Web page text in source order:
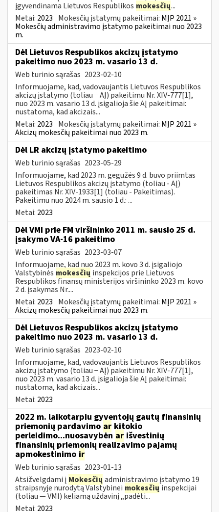
įgyvendinama Lietuvos Respublikos mokesčių...
Metai: 2023 Mokesčių įstatymų pakeitimai: MĮP 2021 »
Mokesčių administravimo įstatymo pakeitimai nuo 2023
m.
Dėl Lietuvos Respublikos akcizų įstatymo
pakeitimo nuo 2023 m. vasario 13 d.
Web turinio sąrašas 2023-02-10
Informuojame, kad, vadovaujantis Lietuvos Respublikos
akcizų įstatymo (toliau − AĮ) pakeitimu Nr. XIV-777[1],
nuo 2023 m. vasario 13 d. įsigalioja šie AĮ pakeitimai:
nustatoma, kad akcizais...
Metai: 2023 Mokesčių įstatymų pakeitimai: MĮP 2021 »
Akcizų mokesčių pakeitimai nuo 2023 m.
Dėl LR akcizų įstatymo pakeitimo
Web turinio sąrašas 2023-05-29
Informuojame, kad 2023 m. gegužės 9 d. buvo priimtas
Lietuvos Respublikos akcizų įstatymo (toliau - AĮ)
pakeitimas Nr. XIV-1933[1] (toliau - Pakeitimas).
Pakeitimu nuo 2024 m. sausio 1 d.: ...
Metai: 2023
Dėl VMI prie FM viršininko 2011 m. sausio 25 d.
įsakymo VA-16 pakeitimo
Web turinio sąrašas 2023-03-07
Informuojame, kad nuo 2023 m. kovo 3 d. įsigaliojo
Valstybinės mokesčių inspekcijos prie Lietuvos
Respublikos finansų ministerijos viršininko 2023 m. kovo
2 d. įsakymas Nr....
Metai: 2023 Mokesčių įstatymų pakeitimai: MĮP 2021 »
Akcizų mokesčių pakeitimai nuo 2023 m.
Dėl Lietuvos Respublikos akcizų įstatymo
pakeitimo nuo 2023 m. vasario 13 d.
Web turinio sąrašas 2023-02-10
Informuojame, kad, vadovaujantis Lietuvos Respublikos
akcizų įstatymo (toliau − AĮ) pakeitimu Nr. XIV-777[1],
nuo 2023 m. vasario 13 d. įsigalioja šie AĮ pakeitimai:
nustatoma, kad akcizais...
Metai: 2023
2022 m. laikotarpiu gyventojų gautų finansinių
priemonių pardavimo ar kitokio
perleidimo...nuosavybėn ar išvestinių
finansinių priemonių realizavimo pajamų
apmokestinimo ir
Web turinio sąrašas 2023-01-13
Atsižvelgdami į Mokesčių administravimo įstatymo 19
straipsnyje nurodytą Valstybinei mokesčių inspekcijai
(toliau — VMI) keliamą uždavinį „padėti...
Metai: 2023